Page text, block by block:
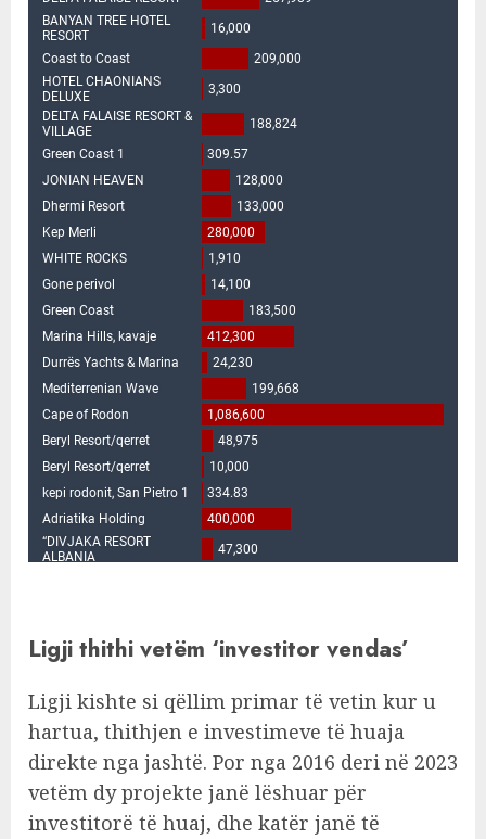
Ligji thithi vetëm ‘investitor vendas’
Ligji kishte si qëllim primar të vetin kur u
hartua, thithjen e investimeve të huaja
direkte nga jashtë. Por nga 2016 deri në 2023
vetëm dy projekte janë lëshuar për
investitorë të huaj, dhe katër janë të